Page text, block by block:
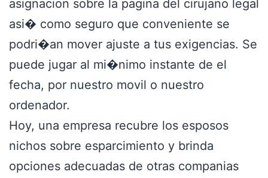
asignacion sobre la pagina del cirujano legal
asi� como seguro que conveniente se
podri�an mover ajuste a tus exigencias. Se
puede jugar al mi�nimo instante de el
fecha, por nuestro movil o nuestro
ordenador.
Hoy, una empresa recubre los esposos
nichos sobre esparcimiento y brinda
opciones adecuadas de otras companias